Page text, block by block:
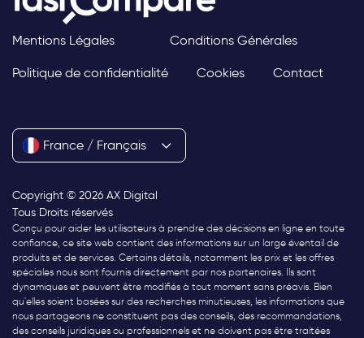
Mentions Légales Conditions Générales
Politique de confidentialité Cookies Contact
France / Français
Copyright © 2026 AX Digital
Tous Droits réservés
Conçu pour aider les utilisateurs à prendre des décisions en ligne en toute
confiance, ce site web contient des informations sur un large éventail de
produits et de services. Certains détails, notamment les prix et les offres
spéciales nous sont fournis directement par nos partenaires. Ils sont
dynamiques et peuvent être modifiés à tout moment sans préavis. Bien
qu'elles soient basées sur des recherches minutieuses, les informations que
nous partageons ne constituent pas des conseils, des recommandations,
des conseils juridiques ou professionnels et ne doivent pas être traitées